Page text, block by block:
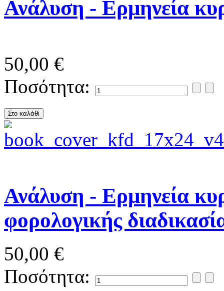
Ανάλυση - Ερμηνεία
50,00 €
Ποσότητα:
Ανάλυση - Ερμηνεία
φορολογικής
50,00 €
Ποσότητα: